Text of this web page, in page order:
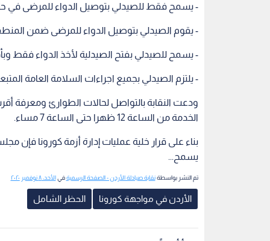
- يسمح فقط للصيدلي بتوصيل الدواء للمرضى في
- يقوم الصيدلي بتوصيل الدواء للمرضى ضمن
- يسمح للصيدلي بفتح الصيدلية لأخذ الدواء فقط
- يلتزم الصيدلي بجميع اجراءات السلامة العامة
الخدمة من الساعة 12 ظهرا حتى الساعة 7 مساء.
بناء على قرار خلية عمليات إدارة أزمة كورونا فإن
يسمح...
تم النشر بواسطة ‏نقابة صيادلة الأردن - الصفحة الرسمية‏ فيالأحد، ٨ نوفمبر ٢٠٢٠
الأردن في مواجهة كورونا الحظر الشامل